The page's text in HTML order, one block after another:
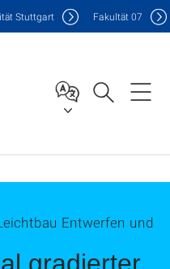
Stuttgart Fakultät07
Entwerfen und